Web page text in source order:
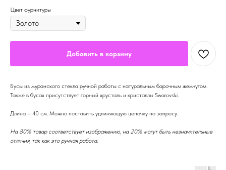
Цвет фурнитуры
Добавить в корзину
Бусы из муранского стекла ручной работы с натуральным барочным жемчугом.
Также в бусах присутствует горный хрусталь и кристаллы Swarovski.
Длина – 40 см. Можно поставить удлиняющую цепочку по запросу.
На 80% товар соответствует изображению, на 20% могут быть незначительные
отличия, так как это ручная работа.